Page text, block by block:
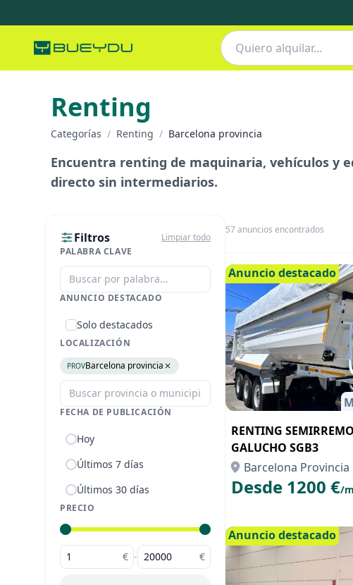
Renting
Categorías / Renting / Barcelona provincia
Encuentra renting de maquinaria, vehículos y
directo sin intermediarios.
Filtros
Limpiar todo
PALABRA CLAVE
ANUNCIO DESTACADO
Solo destacados
LOCALIZACIÓN
PROVBarcelona provincia
FECHA DE PUBLICACIÓN
Hoy
Últimos 7 días
Últimos 30 días
PRECIO
€ - €
57anuncios encontrados
Anuncio destacado
RENTING
GALUCHO SGB3
Barcelona Provincia
Desde 1200 €/
Anuncio destacado